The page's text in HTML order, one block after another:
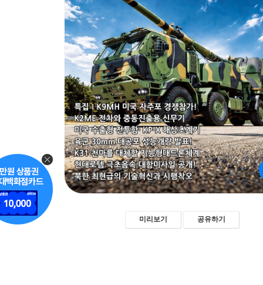
미리보기 공유하기